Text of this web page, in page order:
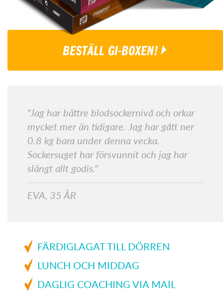
BESTÄLL GI-BOXEN!
"Jag har bättre blodsockernivå och orkar
mycket mer än tidigare. Jag har gått ner
0.8 kg bara under denna vecka.
Sockersuget har försvunnit och jag har
slängt allt godis."
EVA, 35 ÅR
FÄRDIGLAGAT TILL DÖRREN
LUNCH OCH MIDDAG
DAGLIG COACHING VIA MAIL